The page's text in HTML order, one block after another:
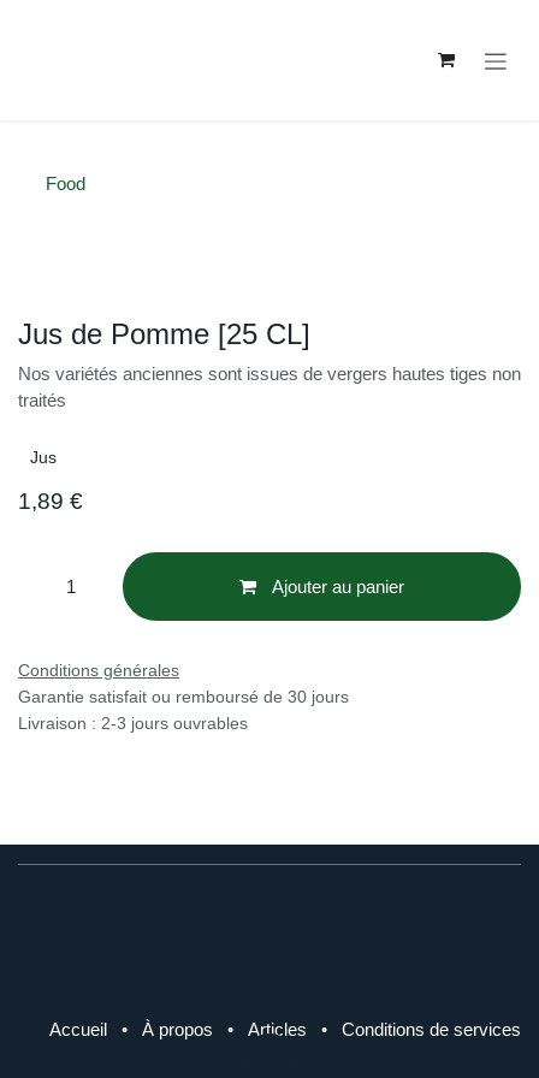
Food
Jus de Pomme [25 CL]
Nos variétés anciennes sont issues de vergers hautes
tiges non traités
Jus
1,89€
Ajouter au panier
Conditions générales
Garantie satisfait ou remboursé de 30 jours
Livraison : 2-3 jours ouvrables
Accueil • À propos • Articles
•